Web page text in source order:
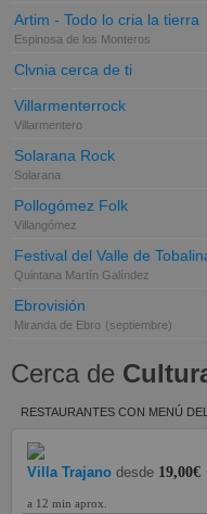
Artim - Todo lo cria la tierra
Espinosa de los Monteros
Clvnia cerca de ti
Villarmenterrock
Villarmentero
Solarana Rock
Solarana
Pollogómez Folk
Villangómez
Festival del Valle de
Quintana Martín Galíndez
Ebrovisión
Miranda de Ebro (septiembre)
Cerca de
RESTAURANTES CON MENÚ
Villa Trajano desde 19,00€
a 12 min aprox.